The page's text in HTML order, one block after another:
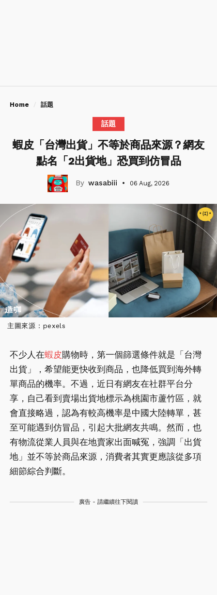
Home 話題
話題
蝦皮「台灣出貨」不等於商品來源？網友
點名「2出貨地」恐買到仿冒品
wasabiii 06 Aug, 2026
主圖來源：pexels
不少人在蝦皮購物時，第一個篩選條件就是「台灣
出貨」，希望能更快收到商品，也降低買到海外轉
單商品的機率。不過，近日有網友在社群平台分
享，自己看到賣場出貨地標示為桃園市蘆竹區，就
會直接略過，認為有較高機率是中國大陸轉單，甚
至可能遇到仿冒品，引起大批網友共鳴。然而，也
有物流從業人員與在地賣家出面喊冤，強調「出貨
地」並不等於商品來源，消費者其實更應該從多項
細節綜合判斷。
廣告 - 請繼續往下閱讀